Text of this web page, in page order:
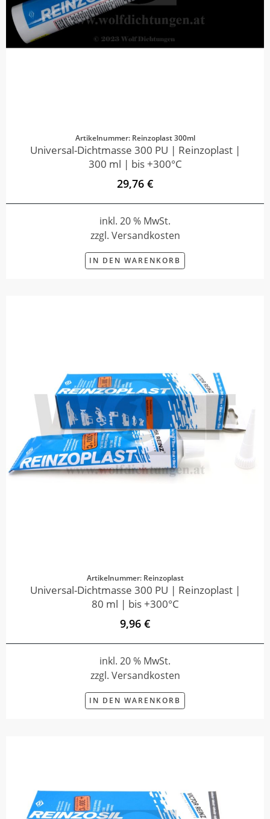
Artikelnummer: Reinzoplast 300ml
Universal-Dichtmasse 300 PU | Reinzoplast |
300 ml | bis +300°C
29,76 €
inkl. 20 % MwSt.
zzgl. Versandkosten
IN DEN WARENKORB
Artikelnummer: Reinzoplast
Universal-Dichtmasse 300 PU | Reinzoplast |
80 ml | bis +300°C
9,96 €
inkl. 20 % MwSt.
zzgl. Versandkosten
IN DEN WARENKORB